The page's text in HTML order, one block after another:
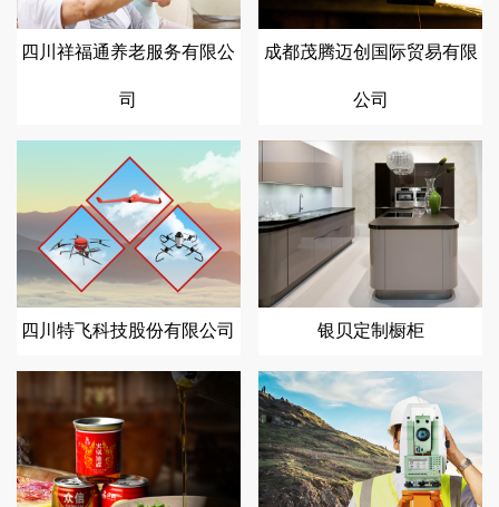
四川祥福通养老服务有限公
司
成都茂腾迈创国际贸易有限
公司
四川特飞科技股份有限公司 银贝定制橱柜